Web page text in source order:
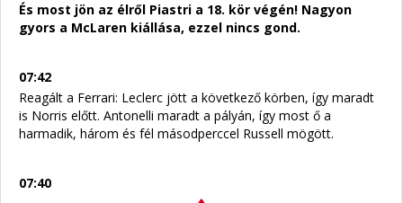
És most jön az élről Piastri a 18. kör végén! Nagyon
gyors a McLaren kiállása, ezzel nincs gond.
07:42
Reagált a Ferrari: Leclerc jött a következő körben, így maradt
is Norris előtt. Antonelli maradt a pályán, így most ő a
harmadik, három és fél másodperccel Russell mögött.
07:40